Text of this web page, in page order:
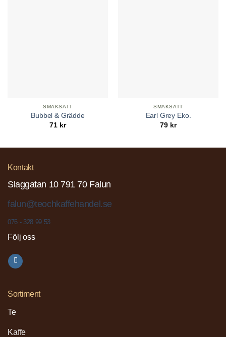
SMAKSATT
Bubbel & Grädde
71 kr
SMAKSATT
Earl Grey Eko.
79 kr
Kontakt
Slaggatan 10 791 70 Falun
falun@teochkaffehandel.se
076 - 328 99 53
Följ oss
Sortiment
Te
Kaffe